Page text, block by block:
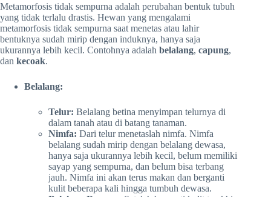
Metamorfosis tidak sempurna adalah perubahan bentuk tubuh
yang tidak terlalu drastis. Hewan yang mengalami
metamorfosis tidak sempurna saat menetas atau lahir
bentuknya sudah mirip dengan induknya, hanya saja
ukurannya lebih kecil. Contohnya adalah belalang, capung,
dan kecoak.
Belalang:
Telur: Belalang betina menyimpan telurnya di
dalam tanah atau di batang tanaman.
Nimfa: Dari telur menetaslah nimfa. Nimfa
belalang sudah mirip dengan belalang dewasa,
hanya saja ukurannya lebih kecil, belum memiliki
sayap yang sempurna, dan belum bisa terbang
jauh. Nimfa ini akan terus makan dan berganti
kulit beberapa kali hingga tumbuh dewasa.